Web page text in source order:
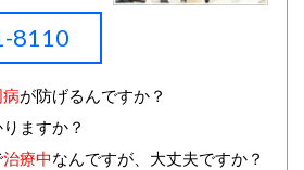
8110
が防げるんですか？
ますか？
治療中なんですが、大丈夫ですか？